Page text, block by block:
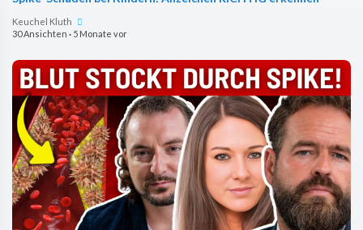
Keuchel Kluth
30 Ansichten · 5 Monate vor